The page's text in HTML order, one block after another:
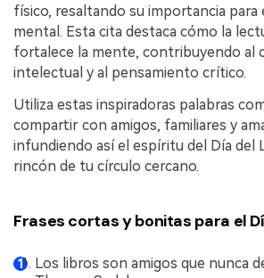
físico, resaltando su importancia para
mental. Esta cita destaca cómo la
fortalece la mente, contribuyendo al
intelectual y al pensamiento crítico.
Utiliza estas inspiradoras palabras
compartir con amigos, familiares y
infundiendo así el espíritu del Día del
rincón de tu círculo cercano.
Frases cortas y bonitas para el
Los libros son amigos que nunca